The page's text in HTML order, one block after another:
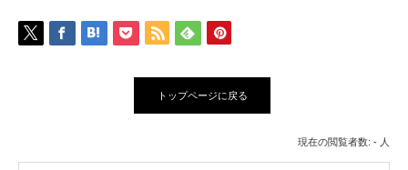
トップページに戻る
現在の閲覧者数: - 人